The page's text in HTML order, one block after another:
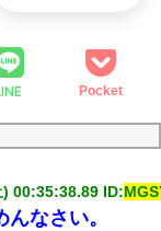
Pocket
) 00:35:38.89 ID:
なさい。